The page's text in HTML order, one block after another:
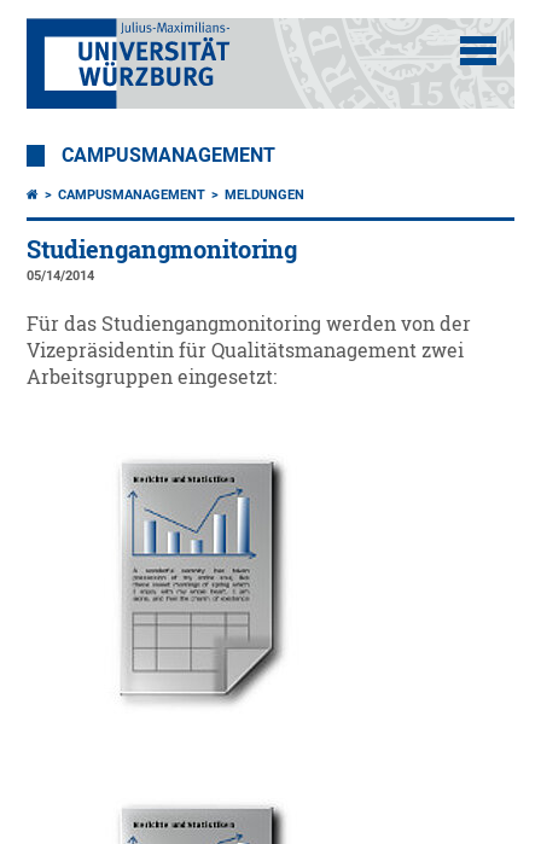
CAMPUSMANAGEMENT
CAMPUSMANAGEMENT MELDUNGEN
Studiengangmonitoring
05/14/2014
Für das Studiengangmonitoring werden von der
Vizepräsidentin für Qualitätsmanagement zwei
Arbeitsgruppen eingesetzt: